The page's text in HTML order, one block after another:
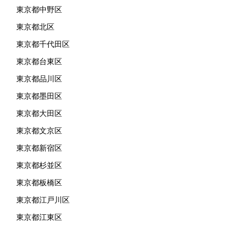
東京都中野区
東京都北区
東京都千代田区
東京都台東区
東京都品川区
東京都墨田区
東京都大田区
東京都文京区
東京都新宿区
東京都杉並区
東京都板橋区
東京都江戸川区
東京都江東区